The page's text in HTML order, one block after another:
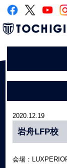
2020.12.19
岩舟LFP校
会場：